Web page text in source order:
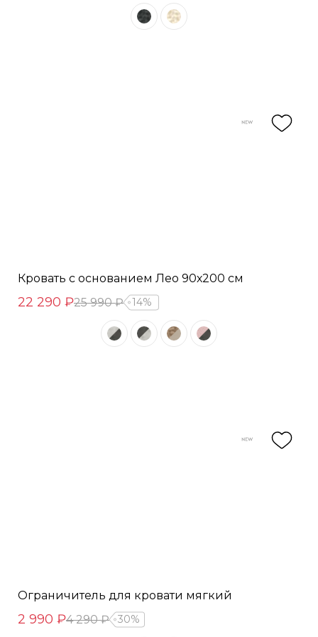
Кровать с основанием Лео 90х200 см
22 290 ₽25 990 ₽ 14%
Ограничитель для кровати мягкий
2 990 ₽4 290 ₽ 30%